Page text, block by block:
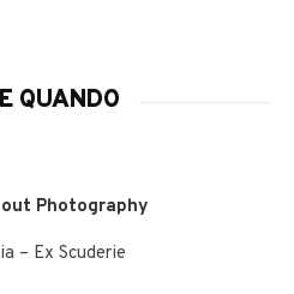
QUANDO
Photography
– Ex Scuderie